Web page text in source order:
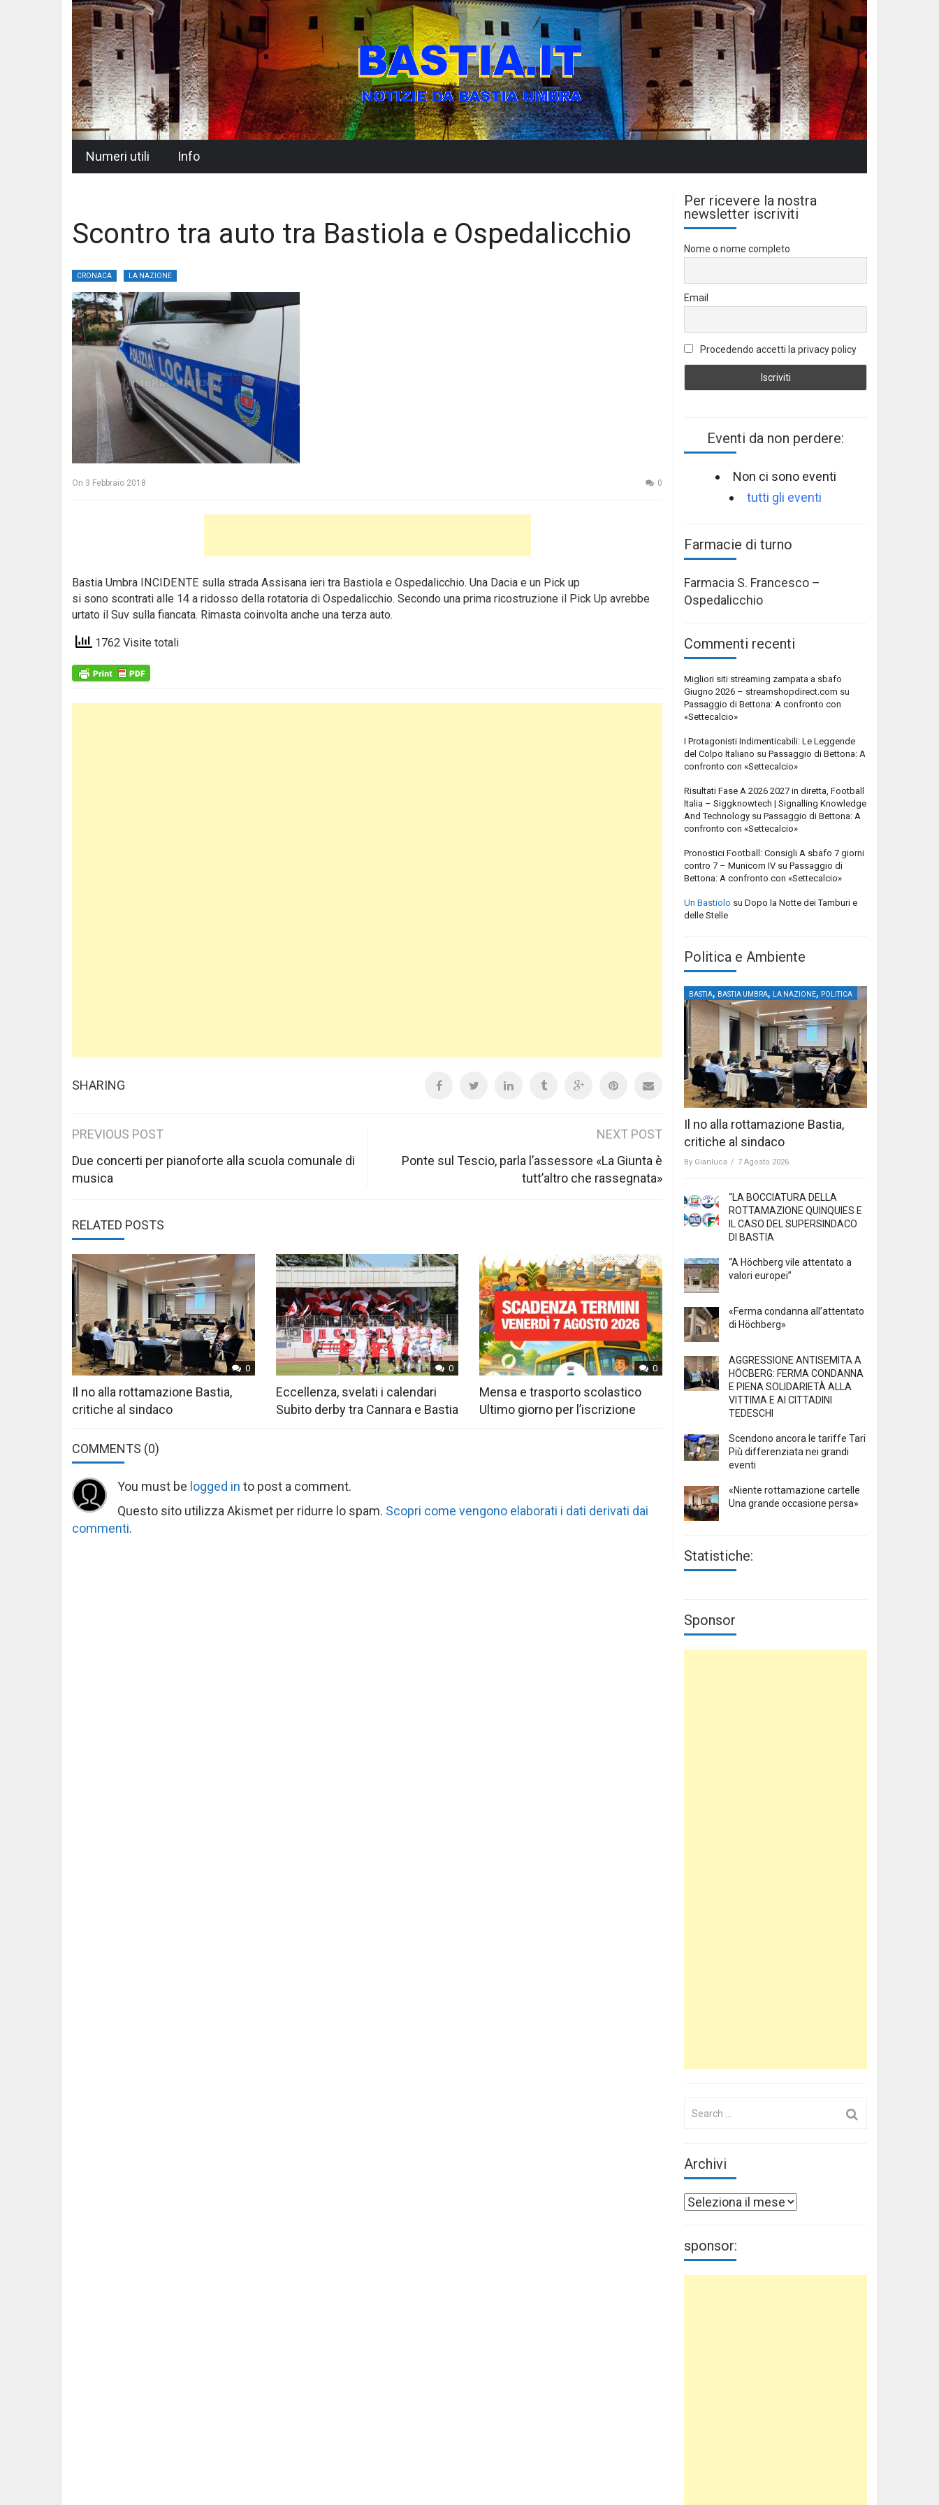
Numeri utili Info
Scontro tra auto tra Bastiola e Ospedalicchio
CRONACA LA NAZIONE
On 3 Febbraio 2018 0
Bastia Umbra INCIDENTE sulla strada Assisana ieri tra Bastiola e Ospedalicchio. Una Dacia e un Pick up
si sono scontrati alle 14 a ridosso della rotatoria di Ospedalicchio. Secondo una prima ricostruzione il Pick Up avrebbe
urtato il Suv sulla fiancata. Rimasta coinvolta anche una terza auto.
1762 Visite totali
SHARING
Post
navigation
PREVIOUS POST
Due concerti per pianoforte alla scuola comunale di
musica
NEXT POST
Ponte sul Tescio, parla l’assessore «La Giunta è
tutt’altro che rassegnata»
RELATED POSTS
0
Il no alla rottamazione Bastia,
critiche al sindaco
0
Eccellenza, svelati i calendari
Subito derby tra Cannara e Bastia
0
Mensa e trasporto scolastico
Ultimo giorno per l’iscrizione
COMMENTS (0)
You must be logged in to post a comment.
Questo sito utilizza Akismet per ridurre lo spam. Scopri come vengono elaborati i dati derivati dai
commenti.
Per ricevere la nostra
newsletter iscriviti
Nome o nome completo
Email
Procedendo accetti la privacy policy
Eventi da non perdere:
Non ci sono eventi
tutti gli eventi
Farmacie di turno
Farmacia S. Francesco –
Ospedalicchio
Commenti recenti
Migliori siti streaming zampata a sbafo
Giugno 2026 – streamshopdirect.com su
Passaggio di Bettona: A confronto con
«Settecalcio»
I Protagonisti Indimenticabili: Le Leggende
del Colpo Italiano su Passaggio di Bettona: A
confronto con «Settecalcio»
Risultati Fase A 2026 2027 in diretta, Football
Italia – Siggknowtech | Signalling Knowledge
And Technology su Passaggio di Bettona: A
confronto con «Settecalcio»
Pronostici Football: Consigli A sbafo 7 giorni
contro 7 – Municorn IV su Passaggio di
Bettona: A confronto con «Settecalcio»
Un Bastiolo su Dopo la Notte dei Tamburi e
delle Stelle
Politica e Ambiente
BASTIA, BASTIA UMBRA, LA NAZIONE, POLITICA
Il no alla rottamazione Bastia,
critiche al sindaco
By Gianluca / 7 Agosto 2026
“LA BOCCIATURA DELLA
ROTTAMAZIONE QUINQUIES E
IL CASO DEL SUPERSINDACO
DI BASTIA
“A Höchberg vile attentato a
valori europei”
«Ferma condanna all’attentato
di Höchberg»
AGGRESSIONE ANTISEMITA A
HÖCBERG: FERMA CONDANNA
E PIENA SOLIDARIETÀ ALLA
VITTIMA E AI CITTADINI
TEDESCHI
Scendono ancora le tariffe Tari
Più differenziata nei grandi
eventi
«Niente rottamazione cartelle
Una grande occasione persa»
Statistiche:
Sponsor
Archivi
Archivi
sponsor: